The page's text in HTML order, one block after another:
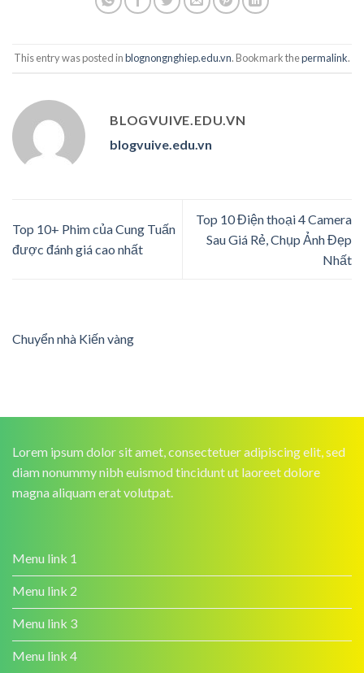
This entry was posted inblognongnghiep.edu.vn. Bookmark thepermalink.
BLOGVUIVE.EDU.VN
blogvuive.edu.vn
Top 10+ Phim của Cung Tuấn
được đánh giá cao nhất
Top 10 Điện thoại 4 Camera
Sau Giá Rẻ, Chụp Ảnh Đẹp
Nhất
Chuyển nhà Kiến vàng
Lorem ipsum dolor sit amet, consectetuer adipiscing elit, sed
diam nonummy nibh euismod tincidunt ut laoreet dolore
magna aliquam erat volutpat.
Menu link 1
Menu link 2
Menu link 3
Menu link 4